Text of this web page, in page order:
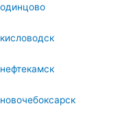
одинцово
кисловодск
нефтекамск
новочебоксарск